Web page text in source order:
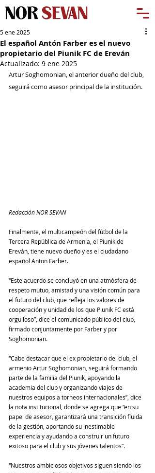
El español Antón Farber es el nuevo
propietario del Piunik FC de Ereván
5 ene 2025
Actualizado: 9 ene 2025
Artur Soghomonian, el anterior dueño del club,
seguirá como asesor principal de la institución.
Redacción NOR SEVAN
Finalmente, el multicampeón del fútbol de la
Tercera República de Armenia, el Piunik de
Ereván, tiene nuevo dueño y es el ciudadano
español Anton Farber.
“Este acuerdo se concluyó en una atmósfera de
respeto mutuo, amistad y una visión común para
el futuro del club, que refleja los valores de
cooperación y unidad de los que Piunik FC está
orgulloso”, dice el comunicado público del club,
firmado conjuntamente por Farber y por
Soghomonian.
“Cabe destacar que el ex propietario del club, el
armenio Artur Soghomonian, seguirá formando
parte de la familia del Piunik, apoyando la
academia del club y organizando viajes de
nuestros equipos a torneos internacionales”, dice
la nota institucional, donde se agrega que “en su
papel de asesor, garantizará una transición fluida
de la gestión, aportando su inestimable
experiencia y ayudando a construir un futuro
exitoso para el club y sus jóvenes talentos”.
“Nuestros ambiciosos objetivos siguen siendo los